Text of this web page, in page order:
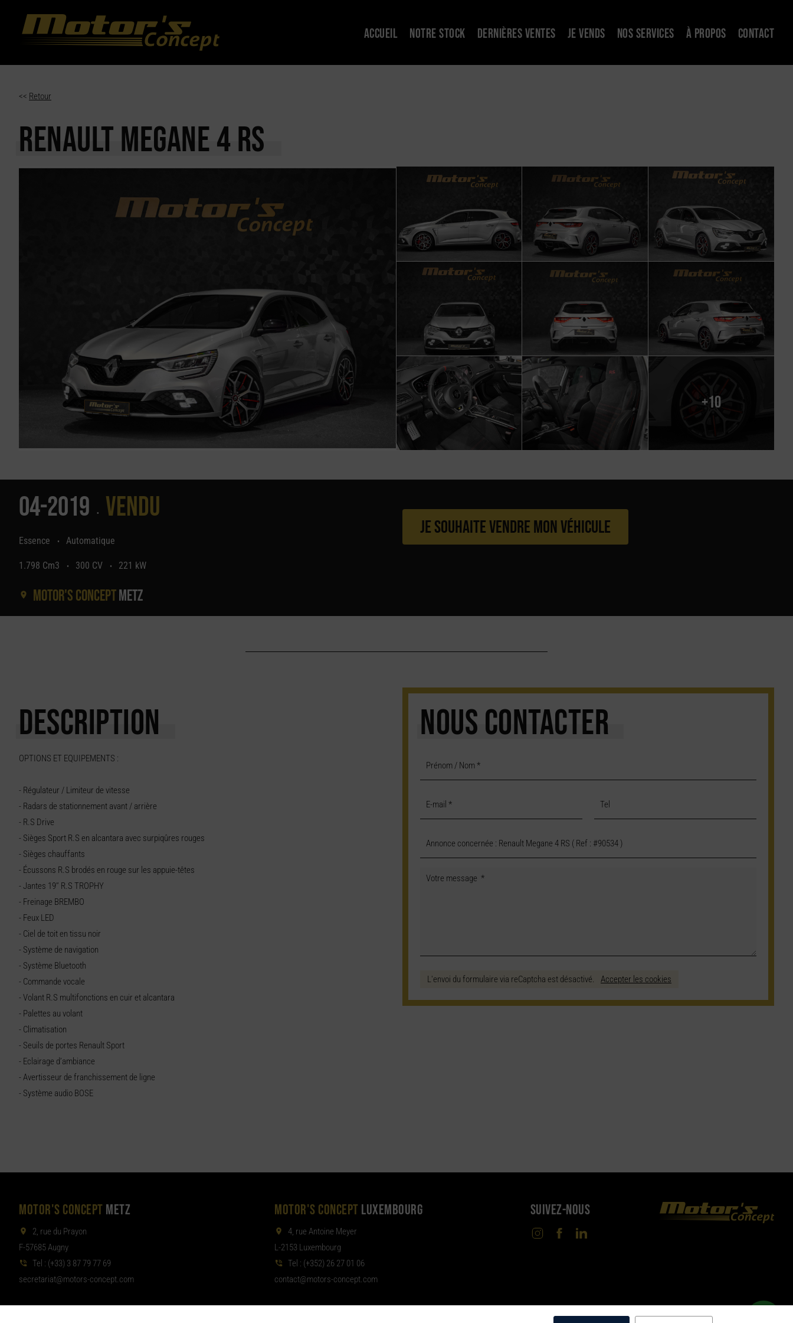
ACCUEIL NOTRE STOCK DERNIÈRES VENTES JE VENDS NOS SERVICES À PROPOS CONTACT
<< Retour
RENAULT MEGANE4 RS
+10
04-2019 • Vendu
Essence • Automatique
1.798 Cm3 • 300 CV • 221 kW
Motor's conceptMetz
Je souhaite vendre mon véhicule
DESCRIPTION
OPTIONS ET EQUIPEMENTS :
- Régulateur / Limiteur de vitesse
- Radars de stationnement avant / arrière
- R.S Drive
- Sièges Sport R.S en alcantara avec surpiqûres rouges
- Sièges chauffants
- Écussons R.S brodés en rouge sur les appuie-têtes
- Jantes 19’’ R.S TROPHY
- Freinage BREMBO
- Feux LED
- Ciel de toit en tissu noir
- Système de navigation
- Système Bluetooth
- Commande vocale
- Volant R.S multifonctions en cuir et alcantara
- Palettes au volant
- Climatisation
- Seuils de portes Renault Sport
- Eclairage d’ambiance
- Avertisseur de franchissement de ligne
- Système audio BOSE
NOUS CONTACTER
L'envoi du formulaire via reCaptcha est désactivé. Accepter les cookies
MOTOR'S CONCEPT METZ
2, rue du Prayon
F-57685 Augny
Tel : (+33) 3 87 79 77 69
moc.tpecnoc-sro
tom@tair
aterces
MOTOR'S CONCEPT LUXEMBOURG
4, rue Antoine Meyer
L-2153 Luxembourg
Tel : (+352) 26 27 01 06
moc.tpecnoc-sro
tom@tcat
noc
SUIVEZ-NOUS